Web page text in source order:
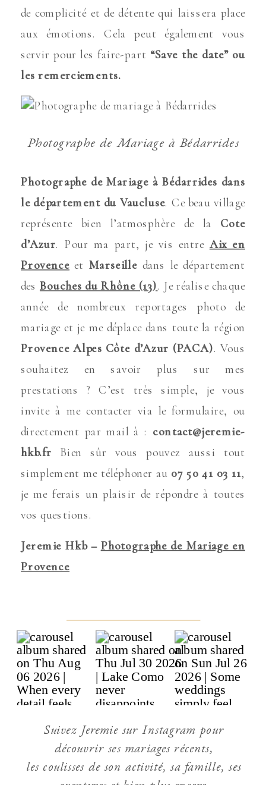
de complicité et de détente qui laissera place
aux émotions. Cela peut également vous
servir pour les faire-part “Save the date” ou
les remerciements.
Photographe de Mariage à Bédarrides
Photographe de Mariage à Bédarrides dans
le département du Vaucluse. Ce beau village
représente bien l’atmosphère de la Cote
d’Azur. Pour ma part, je vis entre Aix en
Provence et Marseille dans le département
des Bouches du Rhône (13). Je réalise chaque
année de nombreux reportages photo de
mariage et je me déplace dans toute la région
Provence Alpes Côte d’Azur (PACA). Vous
souhaitez en savoir plus sur mes
prestations ? C’est très simple, je vous
invite à me contacter via le formulaire, ou
directement par mail à : contact@jeremie-
hkb.fr Bien sûr vous pouvez aussi tout
simplement me téléphoner au 07 50 41 03 11,
je me ferais un plaisir de répondre à toutes
vos questions.
Jeremie Hkb – Photographe de Mariage en
Provence
Suivez Jeremie sur Instagram pour
découvrir ses mariages récents,
les coulisses de son activité, sa famille, ses